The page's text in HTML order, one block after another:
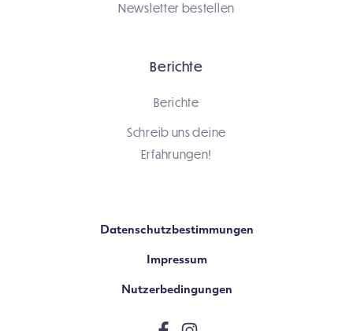
Newsletter bestellen
Berichte
Berichte
Schreib uns deine
Erfahrungen!
Datenschutzbestimmungen
Impressum
Nutzerbedingungen